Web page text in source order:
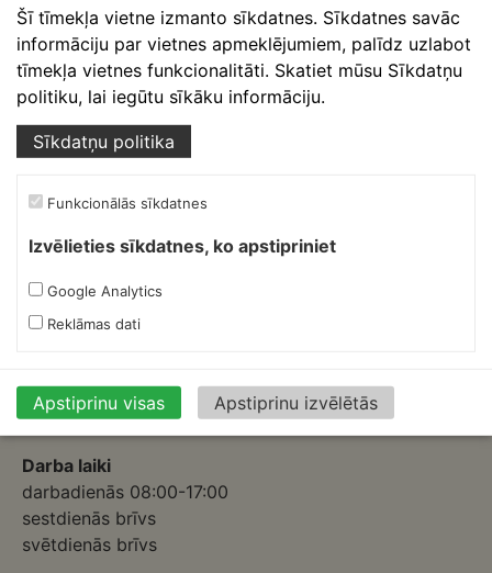
L-2000
Ofiss, ražošana, noliktava.
Priekuļi, Cēsu novads.
E-pasts:skardnieksm@skardnieciba.lv
Darba laiki
darbadienās 08:00-17:00
sestdienās brīvs
svētdienās brīvs
Šī tīmekļa vietne izmanto sīkdatnes. Sīkdatnes savāc
informāciju par vietnes apmeklējumiem, palīdz uzlabot
tīmekļa vietnes funkcionalitāti. Skatiet mūsu Sīkdatņu
politiku, lai iegūtu sīkāku informāciju.
Sīkdatņu politika
Funkcionālās sīkdatnes
Izvēlieties sīkdatnes, ko apstipriniet
Google Analytics
Reklāmas dati
Apstiprinu visas Apstiprinu izvēlētās